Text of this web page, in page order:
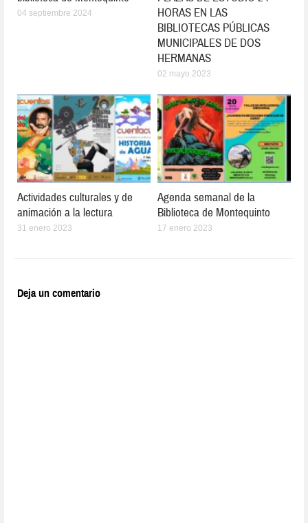
04 septiembre 2024
HORAS EN LAS
BIBLIOTECAS PÚBLICAS
MUNICIPALES DE DOS
HERMANAS
02 mayo 2023
Actividades culturales y de
animación a la lectura
31 enero 2023
Agenda semanal de la
Biblioteca de Montequinto
17 enero 2023
Deja un comentario